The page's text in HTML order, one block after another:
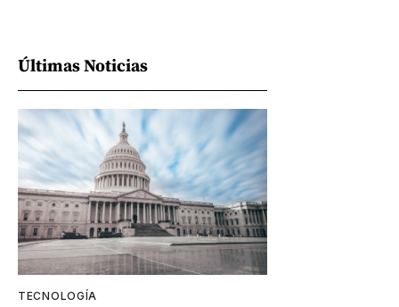
Últimas Noticias
TECNOLOGÍA